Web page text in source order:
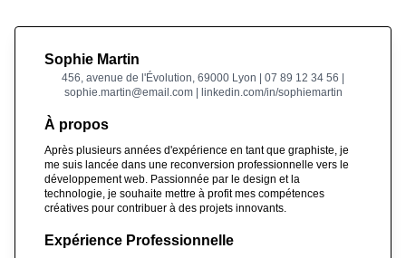
Sophie Martin
456, avenue de l'Évolution, 69000 Lyon | 07 89 12 34 56 |
sophie.martin@email.com | linkedin.com/in/sophiemartin
À propos
Après plusieurs années d'expérience en tant que graphiste, je
me suis lancée dans une reconversion professionnelle vers le
développement web. Passionnée par le design et la
technologie, je souhaite mettre à profit mes compétences
créatives pour contribuer à des projets innovants.
Expérience Professionnelle